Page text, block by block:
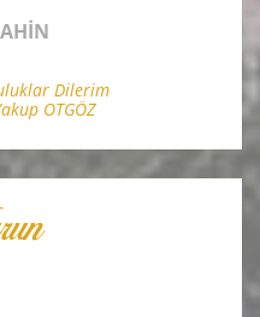
Dilerim
OTGÖZ